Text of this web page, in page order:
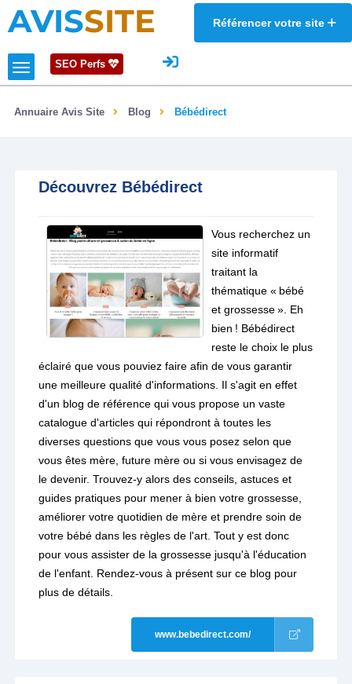
AVISSITE Référencer votre site
SEO Perfs
Annuaire Avis Site Blog Bébédirect
Découvrez Bébédirect
Vous recherchez un
site informatif
traitant la
thématique « bébé
et grossesse ». Eh
bien ! Bébédirect
reste le choix le plus
éclairé que vous pouviez faire afin de vous garantir
une meilleure qualité d'informations. Il s'agit en effet
d'un blog de référence qui vous propose un vaste
catalogue d'articles qui répondront à toutes les
diverses questions que vous vous posez selon que
vous êtes mère, future mère ou si vous envisagez de
le devenir. Trouvez-y alors des conseils, astuces et
guides pratiques pour mener à bien votre grossesse,
améliorer votre quotidien de mère et prendre soin de
votre bébé dans les règles de l'art. Tout y est donc
pour vous assister de la grossesse jusqu'à l'éducation
de l'enfant. Rendez-vous à présent sur ce blog pour
plus de détails.
www.bebedirect.com/